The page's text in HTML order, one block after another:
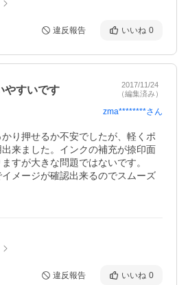
違反報告 いいね 0
やすいです
2017/11/24
（編集済み）
zma********さん
り押せるか不安でしたが、軽くポ
来ました。インクの補充が捺印面
すが大きな問題ではないです。
メージが確認出来るのでスムーズ
違反報告 いいね 0